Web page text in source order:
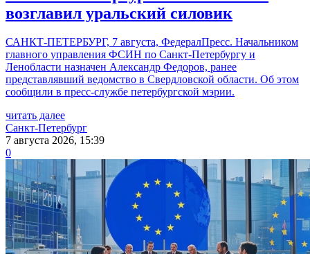
возглавил уральский силовик
САНКТ-ПЕТЕРБУРГ, 7 августа, ФедералПресс. Начальником
главного управления ФСИН по Санкт-Петербургу и
Ленобласти назначен Александр Федоров, ранее
представлявший ведомство в Свердловской области. Об этом
сообщили в пресс-службе петербургской мэрии.
читать далее
Санкт-Петербург
7 августа 2026, 15:39
0